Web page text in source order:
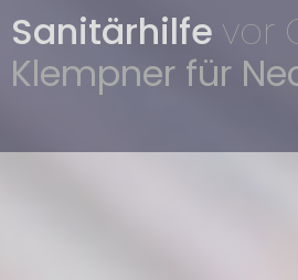
Sanitärhilfe vor
Klempner für